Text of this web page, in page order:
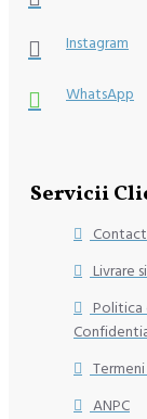
Instagram
WhatsApp
Servicii
Contact
Livrare
Politica
ANPC